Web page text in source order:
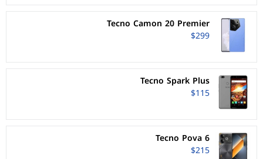
Tecno Camon 20 Premier
$299
Tecno Spark Plus
$115
Tecno Pova 6
$215